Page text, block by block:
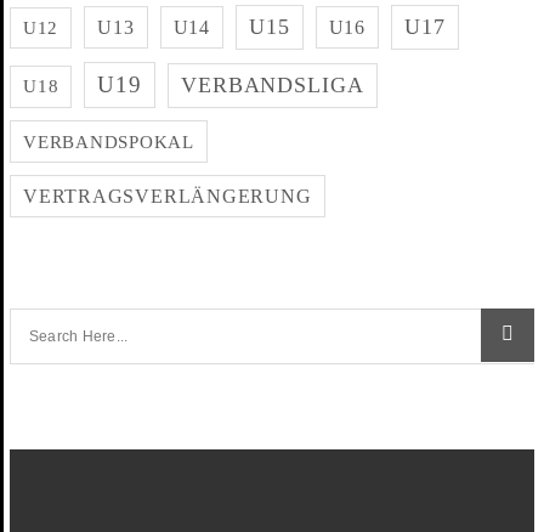
U12 U13 U14 U15 U16 U17
U18 U19 VERBANDSLIGA
VERBANDSPOKAL
VERTRAGSVERLÄNGERUNG